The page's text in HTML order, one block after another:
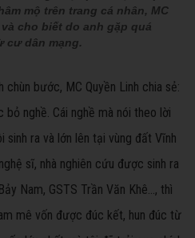
mộ trên trang cá nhân, MC
cho biết do anh gặp quá
cư dân mạng.
bước, MC Quyền Linh chia sẻ:
nghề. Cái nghề mà nói theo lời
sinh ra và lớn lên tại vùng đất Vĩnh
sĩ, nhà nghiên cứu được sinh ra
Nam, GSTS Trần Văn Khê..., thì
mê vốn được đúc kết, hun đúc từ